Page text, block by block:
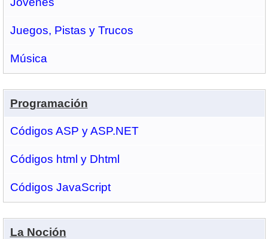
Juegos, Pistas y Trucos
Música
Programación
Códigos ASP y ASP.NET
Códigos html y Dhtml
Códigos JavaScript
La Noción